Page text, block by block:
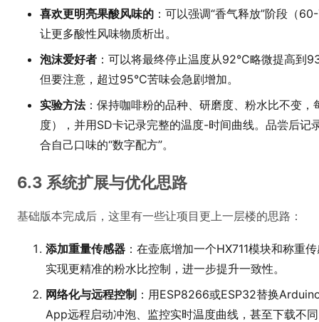
喜欢更明亮果酸风味的 ：可以强调“香气释放”阶段（
让更多酸性风味物质析出。
泡沫爱好者 ：可以将最终停止温度从92°C略微提高到
但要注意，超过95°C苦味会急剧增加。
实验方法：保持咖啡粉的品种、研磨度、粉水比不变
度），并用SD卡记录完整的温度-时间曲线。品尝后记
合自己口味的“数字配方”。
6.3 系统扩展与优化思路
基础版本完成后，这里有一些让项目更上一层楼的思路：
添加重量传感器 ：在壶底增加一个HX711模块和称重
实现更精准的粉水比控制，进一步提升一致性。
网络化与远程控制 ：用ESP8266或ESP32替换
App远程启动冲泡、监控实时温度曲线，甚至下载不